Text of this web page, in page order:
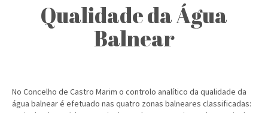
Qualidade da Água
Balnear
No Concelho de Castro Marim o controlo analítico da qualidade da
água balnear é efetuado nas quatro zonas balneares classificadas: